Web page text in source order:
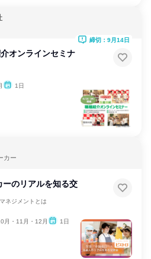
オンラインセミナ
1日
締切：9月14日
カー
ーのリアルを知る交
ネジメントとは
月・11月・12月 1日